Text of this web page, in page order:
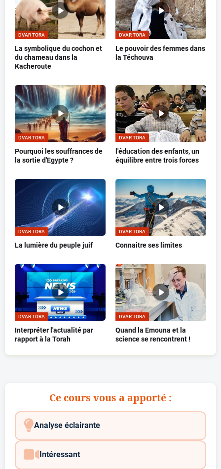
DVAR TORA
La symbolique du cochon et
du chameau dans la
Kacheroute
DVAR TORA
Le pouvoir des femmes dans
la Téchouva
DVAR TORA
Pourquoi les souffrances de
la sortie d'Egypte ?
DVAR TORA
l'éducation des enfants, un
équilibre entre trois forces
DVAR TORA
La lumière du peuple juif
DVAR TORA
Connaitre ses limites
DVAR TORA
Interpréter l'actualité par
rapport à la Torah
DVAR TORA
Quand la Emouna et la
science se rencontrent !
Ce cours vous a apporté :
Analyse éclairante
Intéressant